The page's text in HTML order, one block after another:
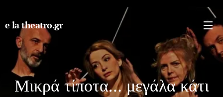
e la theatro.gr
Μικρά τίποτα… μεγάλα κάτι